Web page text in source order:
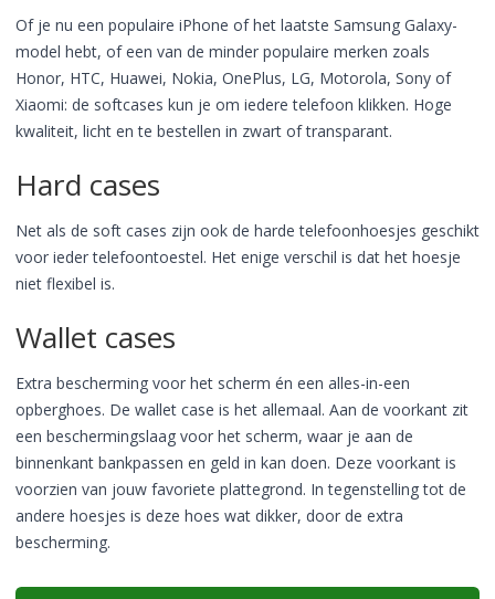
Of je nu een populaire iPhone of het laatste Samsung Galaxy-
model hebt, of een van de minder populaire merken zoals
Honor, HTC, Huawei, Nokia, OnePlus, LG, Motorola, Sony of
Xiaomi: de softcases kun je om iedere telefoon klikken. Hoge
kwaliteit, licht en te bestellen in zwart of transparant.
Hard cases
Net als de soft cases zijn ook de harde telefoonhoesjes geschikt
voor ieder telefoontoestel. Het enige verschil is dat het hoesje
niet flexibel is.
Wallet cases
Extra bescherming voor het scherm én een alles-in-een
opberghoes. De wallet case is het allemaal. Aan de voorkant zit
een beschermingslaag voor het scherm, waar je aan de
binnenkant bankpassen en geld in kan doen. Deze voorkant is
voorzien van jouw favoriete plattegrond. In tegenstelling tot de
andere hoesjes is deze hoes wat dikker, door de extra
bescherming.